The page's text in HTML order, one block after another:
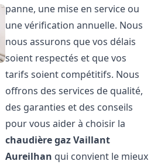
panne, une mise en service ou
une vérification annuelle. Nous
nous assurons que vos délais
soient respectés et que vos
tarifs soient compétitifs. Nous
offrons des services de qualité,
des garanties et des conseils
pour vous aider à choisir la
chaudière gaz Vaillant
Aureilhan qui convient le mieux